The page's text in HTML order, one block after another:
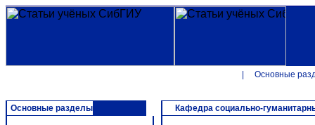
Основные
Основные разделы Кафедра социально-